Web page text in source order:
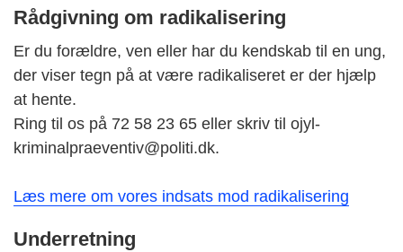
Rådgivning om radikalisering
Er du forældre, ven eller har du kendskab til en ung,
der viser tegn på at være radikaliseret er der hjælp
at hente.
Ring til os på 72 58 23 65 eller skriv til ojyl-
kriminalpraeventiv@politi.dk.
Læs mere om vores indsats mod radikalisering
Underretning